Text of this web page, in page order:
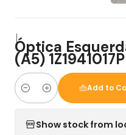
|
Óptica
(A5) 1Z1941017P
Quantity
Add to
Show stock from